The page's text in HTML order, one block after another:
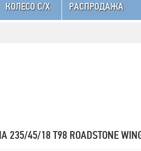
КОЛЕСО C/X РАСПРОДАЖА
45/18 T98 ROADSTONE